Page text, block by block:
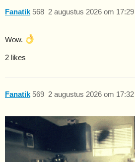
Fanatik 2 augustus 2026 om 17:29
568
Wow.
2 likes
Fanatik 2 augustus 2026 om 17:32
569